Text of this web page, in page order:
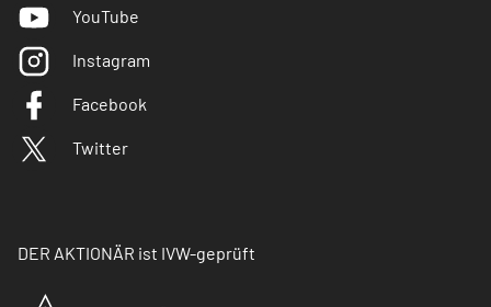
YouTube
Instagram
Facebook
Twitter
DER AKTIONÄR ist IVW-geprüft